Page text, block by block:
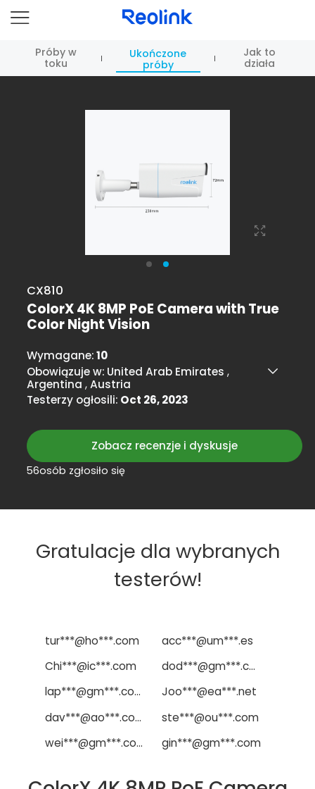
Próby w
toku
Ukończone
próby
Jak to
działa
CX810
ColorX 4K 8MP PoE Camera with True
Color Night Vision
Wymagane:10
Obowiązuje w: United Arab Emirates,
Argentina,Austria
Testerzy ogłosili: Oct 26, 2023
Zobacz recenzje i dyskusje
56osób zgłosiło się
Gratulacje dla wybranych
testerów!
tur***@ho***.com
acc***@um***.es
Chi***@ic***.com
dod***@gm***.com
lap***@gm***.com
Joo***@ea***.net
dav***@ao***.com
ste***@ou***.com
wei***@gm***.com
gin***@gm***.com